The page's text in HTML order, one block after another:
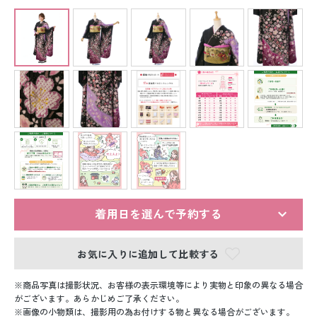
ジュニア着物レンタル
ジュニア洋装レンタル
ベビー洋装レンタル
紋付袴レンタル
留袖レンタル
男性礼装レンタル
白無垢&紋付袴レンタル
引き振袖レンタル
着用日を選んで予約する
お気に入りに追加して比較する
商品写真は撮影状況、お客様の表示環境等により実物と印象の異なる場合
がございます。あらかじめご了承ください。
画像の小物類は、撮影用の為お付けする物と異なる場合がございます。